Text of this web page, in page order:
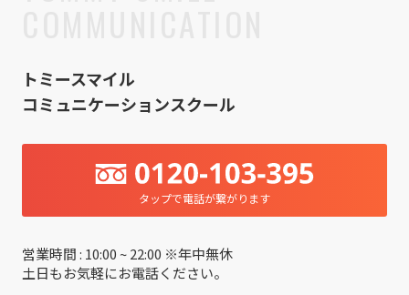
トミースマイル
コミュニケーションスクール
タップで電話が繋がります
営業時間 : 10:00 ~ 22:00 ※年中無休
土日もお気軽にお電話ください。